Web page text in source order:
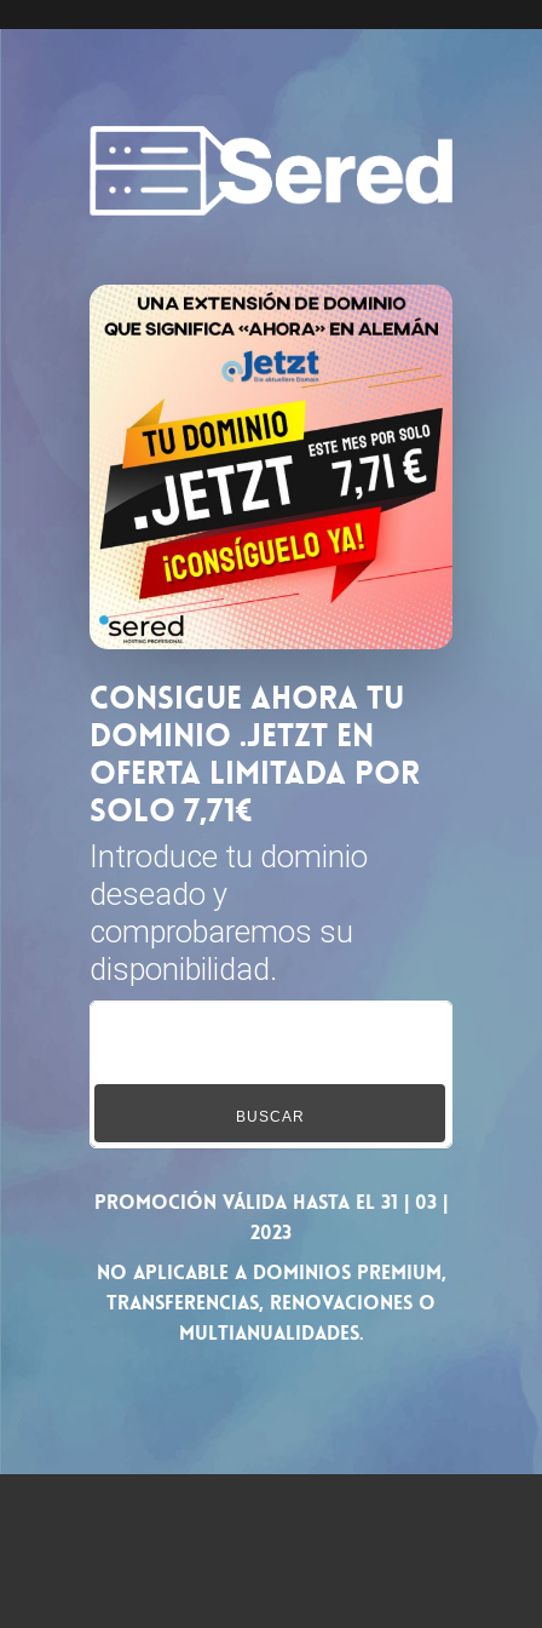
Consigue ahora tu
dominio .Jetzt en
Oferta limitada por
solo 7,71€
Introduce tu dominio
deseado y
comprobaremos su
disponibilidad.
BUSCAR
Promoción Válida hasta el 31 | 03 |
2023
No aplicable a dominios premium,
transferencias, renovaciones o
multianualidades.